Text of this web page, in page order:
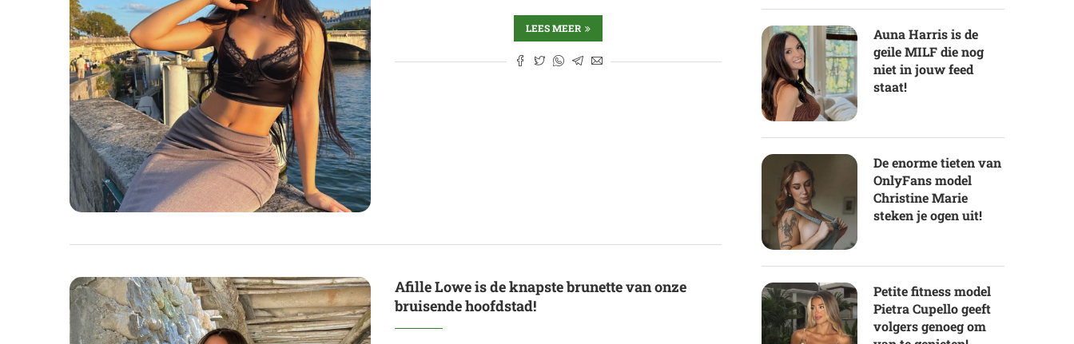
LEES MEER
Afille Lowe is de knapste brunette van onze
bruisende hoofdstad!
Auna Harris is de
geile MILF die nog
niet in jouw feed
staat!
De enorme tieten van
OnlyFans model
Christine Marie
steken je ogen uit!
Petite fitness model
Pietra Cupello geeft
volgers genoeg om